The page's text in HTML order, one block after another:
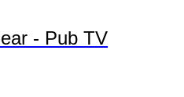
- Pub TV